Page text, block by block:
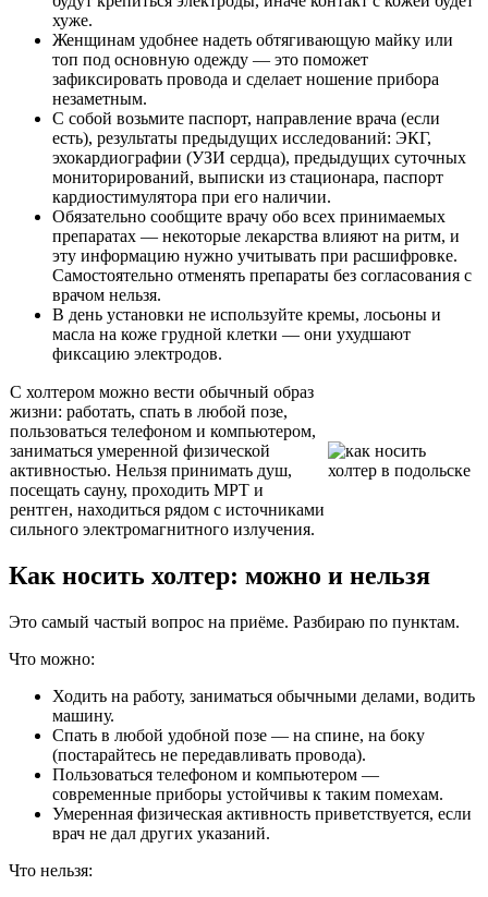
хуже.
Женщинам удобнее надеть обтягивающую майку или
топ под основную одежду — это поможет
зафиксировать провода и сделает ношение прибора
незаметным.
С собой возьмите паспорт, направление врача (если
есть), результаты предыдущих исследований: ЭКГ,
эхокардиографии (УЗИ сердца), предыдущих суточных
мониторирований, выписки из стационара, паспорт
кардиостимулятора при его наличии.
Обязательно сообщите врачу обо всех принимаемых
препаратах — некоторые лекарства влияют на ритм, и
эту информацию нужно учитывать при расшифровке.
Самостоятельно отменять препараты без согласования с
врачом нельзя.
В день установки не используйте кремы, лосьоны и
масла на коже грудной клетки — они ухудшают
фиксацию электродов.
С холтером можно вести обычный образ
жизни: работать, спать в любой позе,
пользоваться телефоном и компьютером,
заниматься умеренной физической
активностью. Нельзя принимать душ,
посещать сауну, проходить МРТ и
рентген, находиться рядом с источниками
сильного электромагнитного излучения.
Как носить холтер: можно и нельзя
Это самый частый вопрос на приёме. Разбираю по пунктам.
Что можно:
Ходить на работу, заниматься обычными делами, водить
машину.
Спать в любой удобной позе — на спине, на боку
(постарайтесь не передавливать провода).
Пользоваться телефоном и компьютером —
современные приборы устойчивы к таким помехам.
Умеренная физическая активность приветствуется, если
врач не дал других указаний.
Что нельзя: